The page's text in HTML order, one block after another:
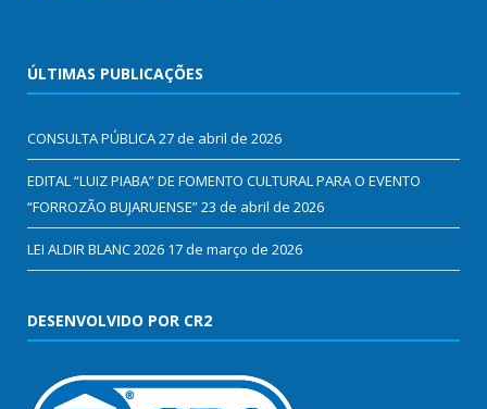
ÚLTIMAS PUBLICAÇÕES
CONSULTA PÚBLICA27 de abril de 2026
EDITAL “LUIZ PIABA” DE FOMENTO CULTURAL PARA O EVENTO
“FORROZÃO BUJARUENSE”23 de abril de 2026
LEI ALDIR BLANC 2026 17 de março de 2026
DESENVOLVIDO POR CR2